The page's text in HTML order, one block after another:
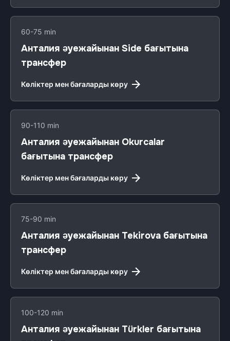
60-75 min
Анталия әуежайынан Side бағытына
трансфер
Көліктер мен бағаларды көру
90-110 min
Анталия әуежайынан Okurcalar
бағытына трансфер
Көліктер мен бағаларды көру
75-90 min
Анталия әуежайынан Tekirova бағытына
трансфер
Көліктер мен бағаларды көру
100-120 min
Анталия әуежайынан Türkler бағытына